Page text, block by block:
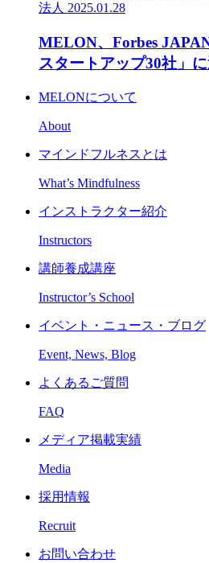
法人 2025.01.28
MELON、Forbes
スタートアップ30社」
MELONについて
About
マインドフルネスとは
What’s Mindfulness
インストラクター紹介
Instructors
講師養成講座
Instructor’s School
イベント・ニュース・ブログ
Event, News, Blog
よくあるご質問
FAQ
メディア掲載実績
Media
採用情報
Recruit
お問い合わせ